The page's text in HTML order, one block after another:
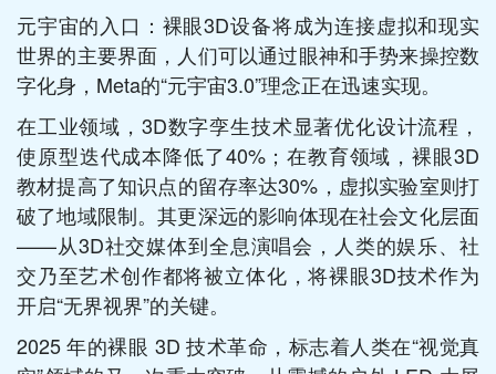
元宇宙的入口：裸眼3D设备将成为连接虚拟和现实
世界的主要界面，人们可以通过眼神和手势来操控数
字化身，Meta的“元宇宙3.0”理念正在迅速实现。
在工业领域，3D数字孪生技术显著优化设计流程，
使原型迭代成本降低了40%；在教育领域，裸眼3D
教材提高了知识点的留存率达30%，虚拟实验室则打
破了地域限制。其更深远的影响体现在社会文化层面
——从3D社交媒体到全息演唱会，人类的娱乐、社
交乃至艺术创作都将被立体化，将裸眼3D技术作为
开启“无界视界”的关键。
2025 年的裸眼 3D 技术革命，标志着人类在“视觉真